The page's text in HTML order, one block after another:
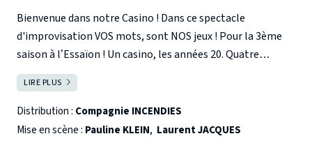
Bienvenue dans notre Casino ! Dans ce spectacle
d'improvisation VOS mots, sont NOS jeux ! Pour la 3ème
saison à l’Essaïon ! Un casino, les années 20. Quatre
personnages hauts en couleur vous jouent des histoires
improvisées, mises en scène par le Hasard... et vos coups de
dés ! Dans un univers de luxe, de danger et de spectacle,
FAITES LEURS JEUX, RIEN NE VA PLUS !
LIRE PLUS
Distribution : Compagnie INCENDIES
Mise en scène : Pauline KLEIN, Laurent JACQUES